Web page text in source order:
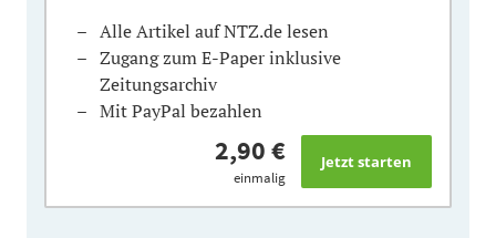
Alle Artikel auf NTZ.de lesen
Zugang zum E-Paper inklusive
Zeitungsarchiv
Mit PayPal bezahlen
2,90 €
einmalig